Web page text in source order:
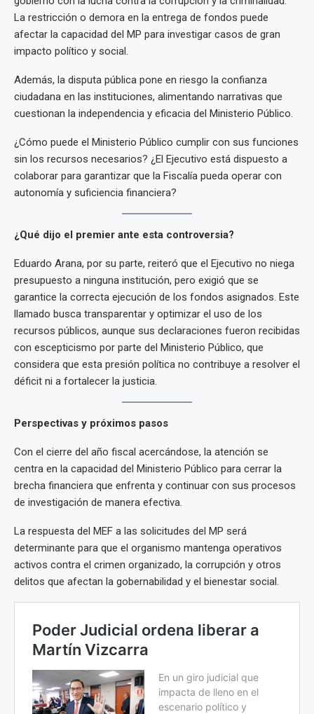
La restricción o demora en la entrega de fondos puede
afectar la capacidad del MP para investigar casos de gran
impacto político y social.
Además, la disputa pública pone en riesgo la confianza
ciudadana en las instituciones, alimentando narrativas que
cuestionan la independencia y eficacia del Ministerio Público.
¿Cómo puede el Ministerio Público cumplir con sus funciones
sin los recursos necesarios? ¿El Ejecutivo está dispuesto a
colaborar para garantizar que la Fiscalía pueda operar con
autonomía y suficiencia financiera?
¿Qué dijo el premier ante esta controversia?
Eduardo Arana, por su parte, reiteró que el Ejecutivo no niega
presupuesto a ninguna institución, pero exigió que se
garantice la correcta ejecución de los fondos asignados. Este
llamado busca transparentar y optimizar el uso de los
recursos públicos, aunque sus declaraciones fueron recibidas
con escepticismo por parte del Ministerio Público, que
considera que esta presión política no contribuye a resolver el
déficit ni a fortalecer la justicia.
Perspectivas y próximos pasos
Con el cierre del año fiscal acercándose, la atención se
centra en la capacidad del Ministerio Público para cerrar la
brecha financiera que enfrenta y continuar con sus procesos
de investigación de manera efectiva.
La respuesta del MEF a las solicitudes del MP será
determinante para que el organismo mantenga operativos
activos contra el crimen organizado, la corrupción y otros
delitos que afectan la gobernabilidad y el bienestar social.